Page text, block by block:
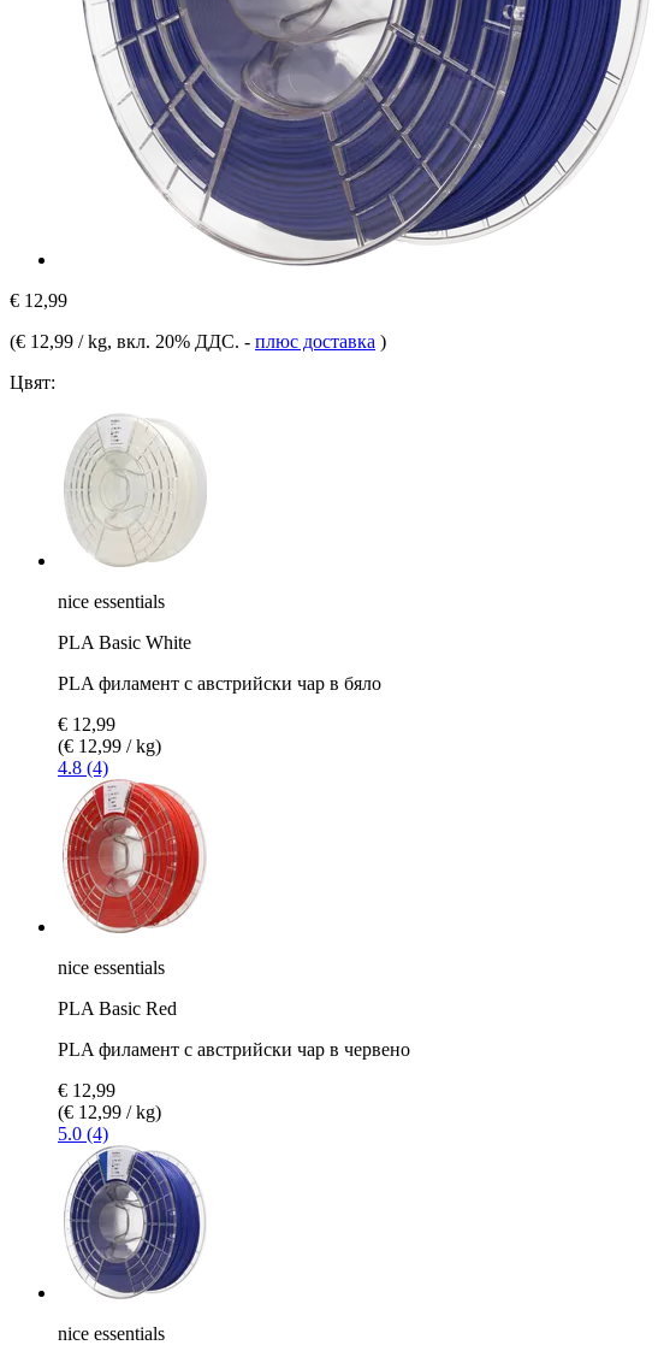
€ 12,99
(€ 12,99 / kg, вкл. 20% ДДС. - плюс доставка )
Цвят:
nice essentials
PLA Basic White
PLA филамент с австрийски чар в бяло
€ 12,99
(€ 12,99 / kg)
4.8 (4)
nice essentials
PLA Basic Red
PLA филамент с австрийски чар в червено
€ 12,99
(€ 12,99 / kg)
5.0 (4)
nice essentials